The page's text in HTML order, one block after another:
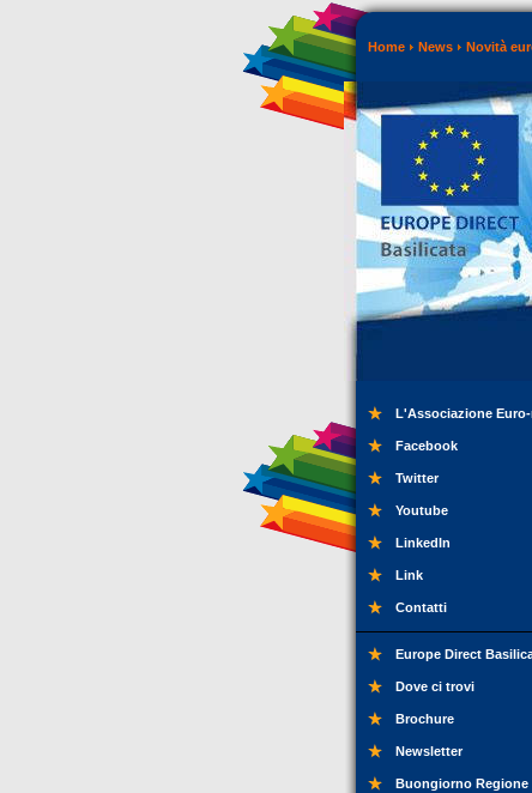
Home News Novità
L'Associazione
Facebook
Twitter
Youtube
LinkedIn
Link
Contatti
Europe Direct
Dove ci trovi
Brochure
Newsletter
Buongiorno Regione